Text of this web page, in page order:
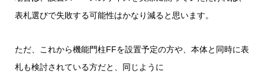
表札選びで失敗する可能性はかなり減ると思います。
ただ、これから機能門柱FFを設置予定の方や、本体と同時に表
札も検討されている方だと、同じように